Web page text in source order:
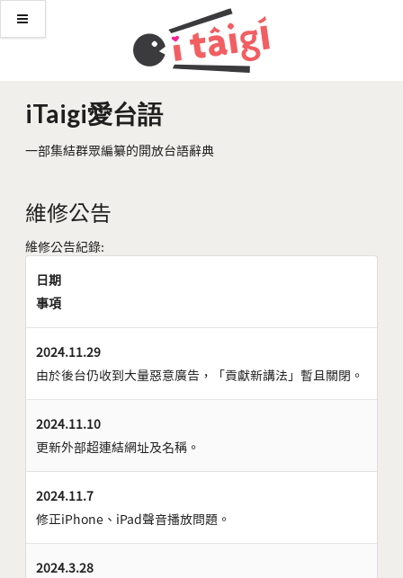
iTaigi愛台語
一部集結群眾編纂的開放台語辭典
維修公告
維修公告紀錄:
日期
事項
2024.11.29
由於後台仍收到大量惡意廣告，「貢獻新講法」暫且關閉。
2024.11.10
更新外部超連結網址及名稱。
2024.11.7
修正iPhone、iPad聲音播放問題。
2024.3.28